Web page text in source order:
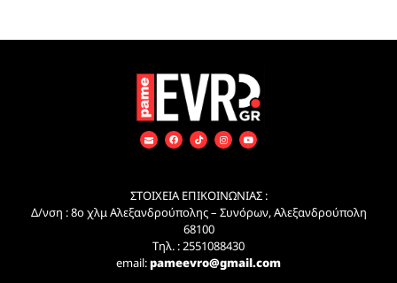
ΣΤΟΙΧΕΙΑ ΕΠΙΚΟΙΝΩΝΙΑΣ :
Δ/νση : 8ο χλμ Αλεξανδρούπολης – Συνόρων, Αλεξανδρούπολη
68100
Τηλ. : 2551088430
email:pameevro@gmail.com